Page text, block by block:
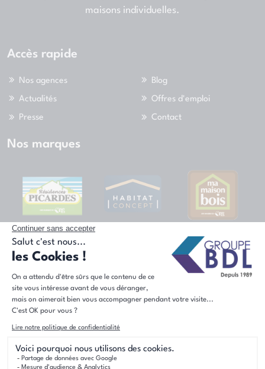
maisons individuelles.
Accès rapide
Nos agences
Actualités
Presse
Blog
Offres d'emploi
Contact
Nos marques
Nous suivre
Groupe BDL 1989 - 2026 © Tous droits réservés.